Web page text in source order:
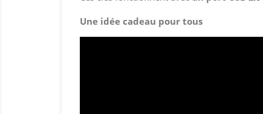
Une idée cadeau pour tous